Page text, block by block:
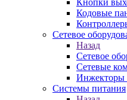
Кнопки
Кодовые
Сетевое
Назад
Сетевое
Сетевые
Инжекторы
Системы питания